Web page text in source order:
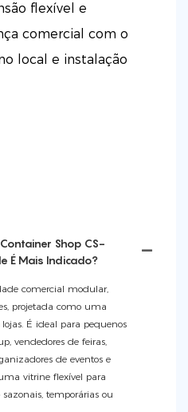
flexível e
comercial com o
local e instalação
Shop CS-
É Mais Indicado?
comercial modular,
projetada como uma
É ideal para pequenos
vendedores de feiras,
de eventos e
vitrine flexível para
temporárias ou